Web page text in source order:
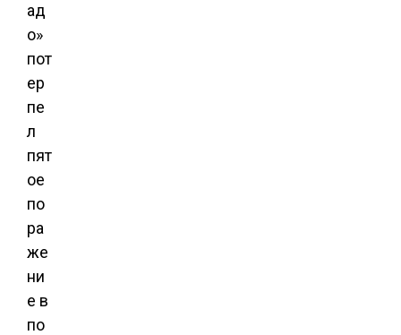
ад
о»
пот
ер
пе
л
пят
ое
по
ра
же
ни
е в
по